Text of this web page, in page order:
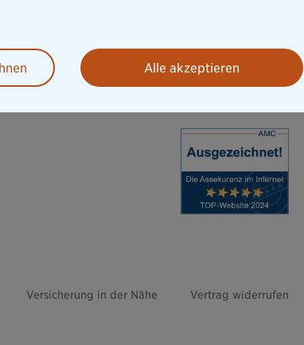
Versicherung in der Nähe Vertrag widerrufen
Alle akzeptieren